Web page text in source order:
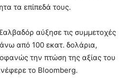
τα επίπεδά τους.
αύξησε τις συμμετοχές
από 100 εκατ. δολάρια,
την πτώση της αξίας του
το Bloomberg.